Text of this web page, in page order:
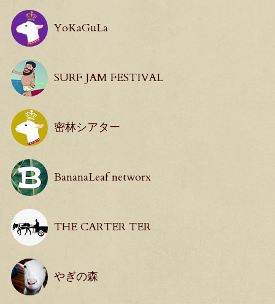
YoKaGuLa
SURF JAM FESTIVAL
密林シアター
BananaLeaf networx
THE CARTER TER
やぎの森